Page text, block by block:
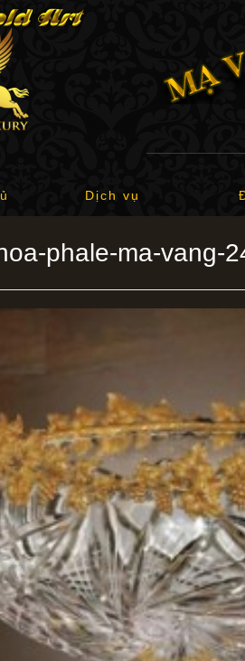
Dịch vụ
phale-ma-vang-